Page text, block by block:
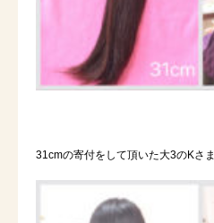
31cmの寄付をして頂いた大3のKさま